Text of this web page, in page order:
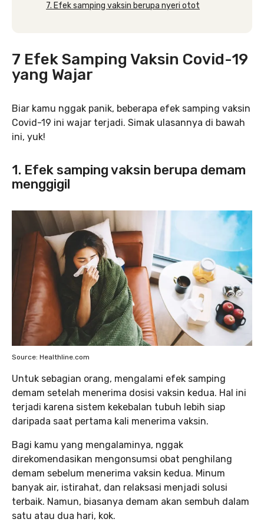
7. Efek samping vaksin berupa nyeri otot
7 Efek Samping Vaksin Covid-19
yang Wajar
Biar kamu nggak panik, beberapa efek samping vaksin
Covid-19 ini wajar terjadi. Simak ulasannya di bawah
ini, yuk!
1. Efek samping vaksin berupa demam
menggigil
Source: Healthline.com
Untuk sebagian orang, mengalami efek samping
demam setelah menerima dosisi vaksin kedua. Hal ini
terjadi karena sistem kekebalan tubuh lebih siap
daripada saat pertama kali menerima vaksin.
Bagi kamu yang mengalaminya, nggak
direkomendasikan mengonsumsi obat penghilang
demam sebelum menerima vaksin kedua. Minum
banyak air, istirahat, dan relaksasi menjadi solusi
terbaik. Namun, biasanya demam akan sembuh dalam
satu atau dua hari, kok.